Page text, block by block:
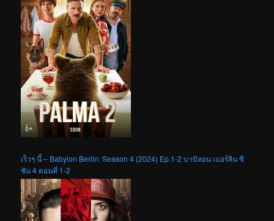
เร็วๆ นี้ – Babylon Berlin: Season 4 (2024) Ep.1-2 บาบิลอน เบอร์ลิน ซี
ซัน 4 ตอนที่ 1-2